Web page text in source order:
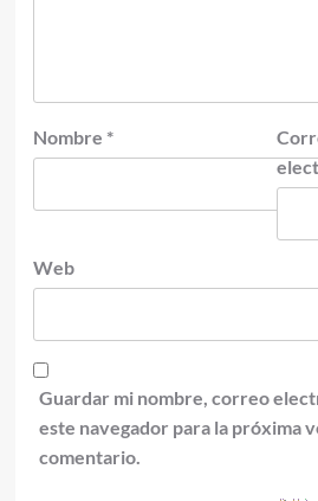
Nombre *
Web
Guardar mi nombre, correo
este navegador para la próxima
comentario.